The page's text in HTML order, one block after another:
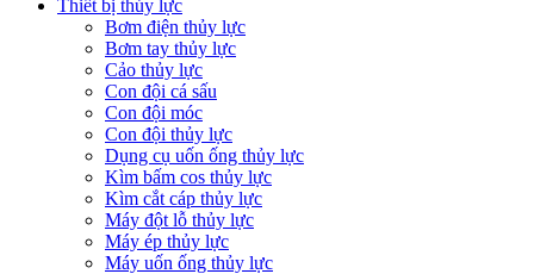
Thiết bị thủy lực
Bơm điện thủy lực
Bơm tay thủy lực
Cảo thủy lực
Con đội cá sấu
Con đội móc
Con đội thủy lực
Dụng cụ uốn ống thủy lực
Kìm bấm cos thủy lực
Kìm cắt cáp thủy lực
Máy đột lỗ thủy lực
Máy ép thủy lực
Máy uốn ống thủy lực